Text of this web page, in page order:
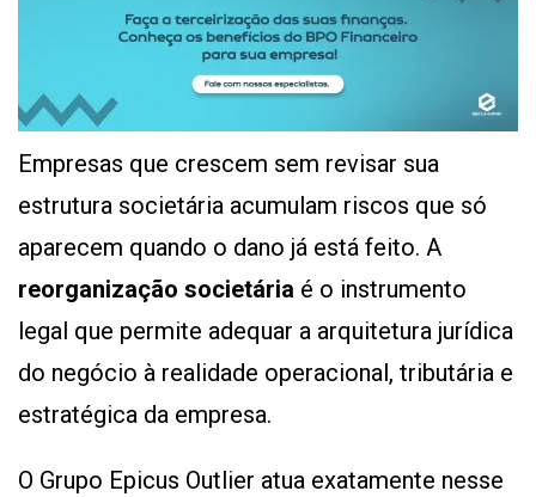
Empresas que crescem sem revisar sua
estrutura societária acumulam riscos que só
aparecem quando o dano já está feito. A
reorganização societária é o instrumento
legal que permite adequar a arquitetura jurídica
do negócio à realidade operacional, tributária e
estratégica da empresa.
O Grupo Epicus Outlier atua exatamente nesse